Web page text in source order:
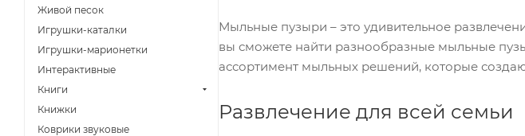
Мыльные пузыри – это удивительное
вы сможете найти разнообразные мыльные
ассортимент мыльных решений, которые
Развлечение для всей семьи
Живой песок
Игрушки-каталки
Игрушки-марионетки
Интерактивные
Книги
Книжки
Коврики звуковые